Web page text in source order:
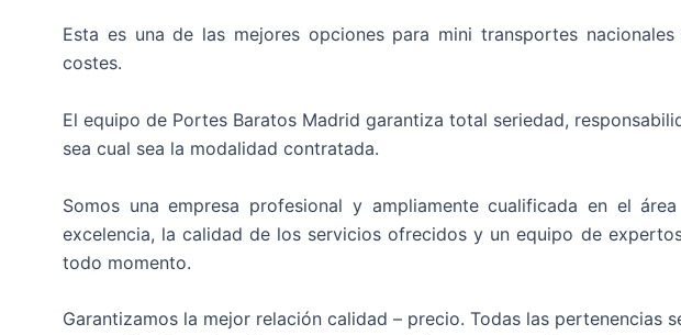
Esta es una de las mejores opciones para mini transportes
costes.
El equipo de Portes Baratos Madrid garantiza total seriedad,
sea cual sea la modalidad contratada.
Somos una empresa profesional y ampliamente cualificada en el
excelencia, la calidad de los servicios ofrecidos y un equipo de
todo momento.
Garantizamos la mejor relación calidad – precio. Todas las pertenencias